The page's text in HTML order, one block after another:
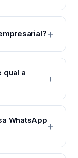
qual a
WhatsApp